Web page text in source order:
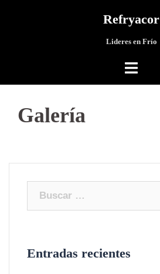
Refryacor
Lideres en Frío
Galería
Entradas recientes